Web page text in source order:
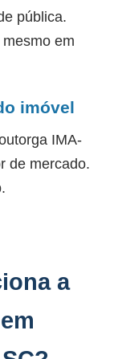
pública.
em
imóvel
IMA-
de mercado.
a